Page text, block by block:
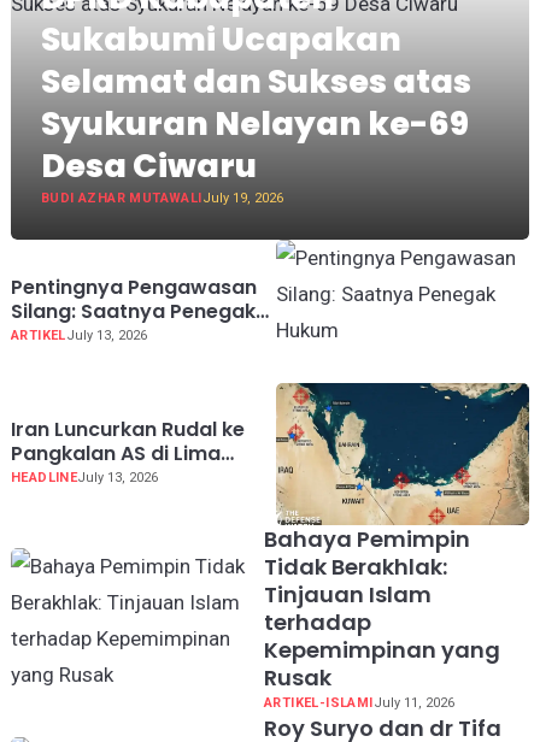
Sukabumi Ucapakan
Selamat dan Sukses atas
Syukuran Nelayan ke-69
Desa Ciwaru
BUDI AZHAR MUTAWALI July 19, 2026
Pentingnya Pengawasan
Silang: Saatnya Penegak
Hukum "Saling Tangkap"
ARTIKELJuly 13, 2026
Iran Luncurkan Rudal ke
Pangkalan AS di Lima
Negara Teluk
HEADLINEJuly 13, 2026
Bahaya Pemimpin
Tidak Berakhlak:
Tinjauan Islam
terhadap
Kepemimpinan yang
Rusak
ARTIKEL-ISLAMIJuly 11, 2026
Roy Suryo dan dr Tifa